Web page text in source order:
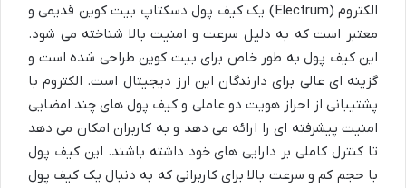
الکتروم (Electrum) یک کیف پول دسکتاپ بیت کوین قدیمی و
معتبر است که به دلیل سرعت و امنیت بالا شناخته می شود.
این کیف پول به طور خاص برای بیت کوین طراحی شده است و
گزینه ای عالی برای دارندگان این ارز دیجیتال است. الکتروم با
پشتیبانی از احراز هویت دو عاملی و کیف پول های چند امضایی
امنیت پیشرفته ای را ارائه می دهد و به کاربران امکان می دهد
تا کنترل کاملی بر دارایی های خود داشته باشند. این کیف پول
با حجم کم و سرعت بالا برای کاربرانی که به دنبال یک کیف پول